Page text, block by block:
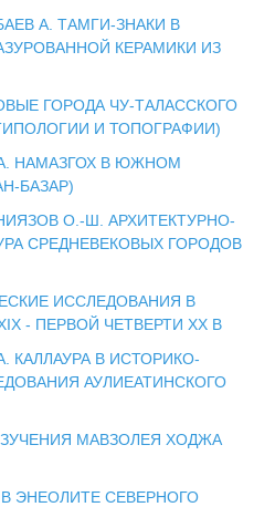
А. ТАМГИ-ЗНАКИ В
КЕРАМИКИ ИЗ
ГОРОДА ЧУ-ТАЛАССКОГО
И ТОПОГРАФИИ)
НАМАЗГОХ В ЮЖНОМ
БАЗАР)
О.-Ш. АРХИТЕКТУРНО-
СРЕДНЕВЕКОВЫХ ГОРОДОВ
ИССЛЕДОВАНИЯ В
- ПЕРВОЙ ЧЕТВЕРТИ ХХ В
КАЛЛАУРА В ИСТОРИКО-
АУЛИЕАТИНСКОГО
МАВЗОЛЕЯ ХОДЖА
ЭНЕОЛИТЕ СЕВЕРНОГО